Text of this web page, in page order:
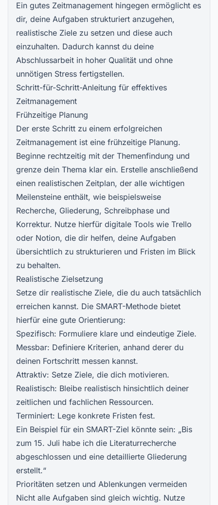
Ein gutes Zeitmanagement hingegen ermöglicht es
dir, deine Aufgaben strukturiert anzugehen,
realistische Ziele zu setzen und diese auch
einzuhalten. Dadurch kannst du deine
Abschlussarbeit in hoher Qualität und ohne
unnötigen Stress fertigstellen.
Schritt-für-Schritt-Anleitung für effektives
Zeitmanagement
Frühzeitige Planung
Der erste Schritt zu einem erfolgreichen
Zeitmanagement ist eine frühzeitige Planung.
Beginne rechtzeitig mit der Themenfindung und
grenze dein Thema klar ein. Erstelle anschließend
einen realistischen Zeitplan, der alle wichtigen
Meilensteine enthält, wie beispielsweise
Recherche, Gliederung, Schreibphase und
Korrektur. Nutze hierfür digitale Tools wie Trello
oder Notion, die dir helfen, deine Aufgaben
übersichtlich zu strukturieren und Fristen im Blick
zu behalten.
Realistische Zielsetzung
Setze dir realistische Ziele, die du auch tatsächlich
erreichen kannst. Die SMART-Methode bietet
hierfür eine gute Orientierung:
Spezifisch: Formuliere klare und eindeutige Ziele.
Messbar: Definiere Kriterien, anhand derer du
deinen Fortschritt messen kannst.
Attraktiv: Setze Ziele, die dich motivieren.
Realistisch: Bleibe realistisch hinsichtlich deiner
zeitlichen und fachlichen Ressourcen.
Terminiert: Lege konkrete Fristen fest.
Ein Beispiel für ein SMART-Ziel könnte sein: „Bis
zum 15. Juli habe ich die Literaturrecherche
abgeschlossen und eine detaillierte Gliederung
erstellt.“
Prioritäten setzen und Ablenkungen vermeiden
Nicht alle Aufgaben sind gleich wichtig. Nutze